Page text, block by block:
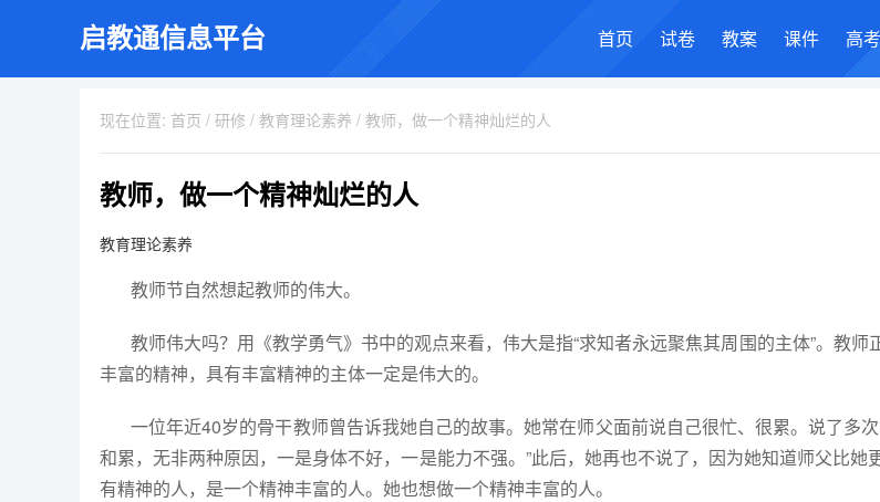
启教通信息平台 首页 试卷 教案 课件 高考
现在位置: 首页 / 研修 / 教育理论素养 / 教师，做一个精神灿烂的人
教师，做一个精神灿烂的人
教育理论素养
教师节自然想起教师的伟大。
教师伟大吗？用《教学勇气》书中的观点来看，伟大是指“求知者永远聚焦其周围的主体”。
丰富的精神，具有丰富精神的主体一定是伟大的。
一位年近40岁的骨干教师曾告诉我她自己的故事。她常在师父面前说自己很忙、很累。说了多
和累，无非两种原因，一是身体不好，一是能力不强。 ”此后，她再也不说了，因为她知道师父比
有精神的人，是一个精神丰富的人。她也想做一个精神丰富的人。